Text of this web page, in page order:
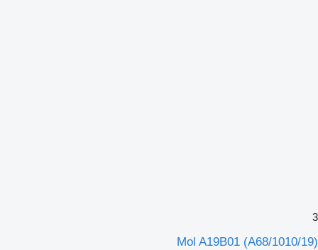
3
Mol A19B01 (A68/1010/19)